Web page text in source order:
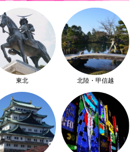
東北 北陸・甲信越